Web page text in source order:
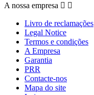
A nossa empresa  
Livro de reclamações
Legal Notice
Termos e condições
A Empresa
Garantia
PRR
Contacte-nos
Mapa do site